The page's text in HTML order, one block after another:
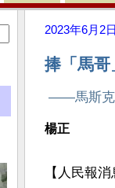
2023年6月2日
捧「馬哥
——馬斯克
楊正
【人民報